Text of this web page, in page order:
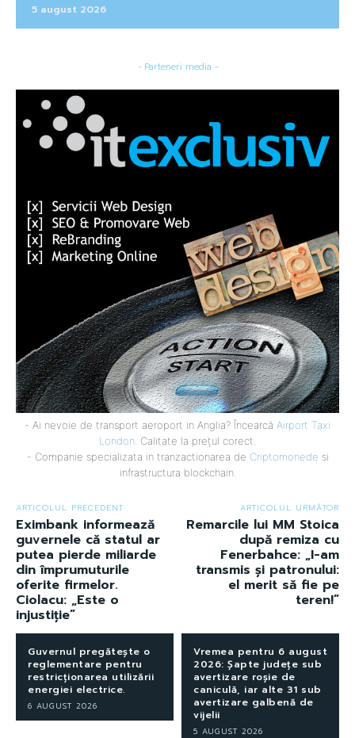
5 august 2026
- Parteneri media -
- Ai nevoie de transport aeroport in Anglia? Încearcă Airport Taxi
London . Calitate la prețul corect.
- Companie specializata in tranzactionarea de Criptomonede si
infrastructura blockchain.
ARTICOLUL PRECEDENT
Eximbank informează
guvernele că statul ar
putea pierde miliarde
din împrumuturile
oferite firmelor.
Ciolacu: „Este o
injustiție”
ARTICOLUL URMĂTOR
Remarcile lui MM Stoica
după remiza cu
Fenerbahce: „I-am
transmis și patronului:
el merit să fie pe
teren!”
Guvernul pregătește o
reglementare pentru
restricționarea utilizării
energiei electrice.
6 AUGUST 2026
Vremea pentru 6 august
2026: Șapte județe sub
avertizare roșie de
caniculă, iar alte 31 sub
avertizare galbenă de
vijelii
5 AUGUST 2026